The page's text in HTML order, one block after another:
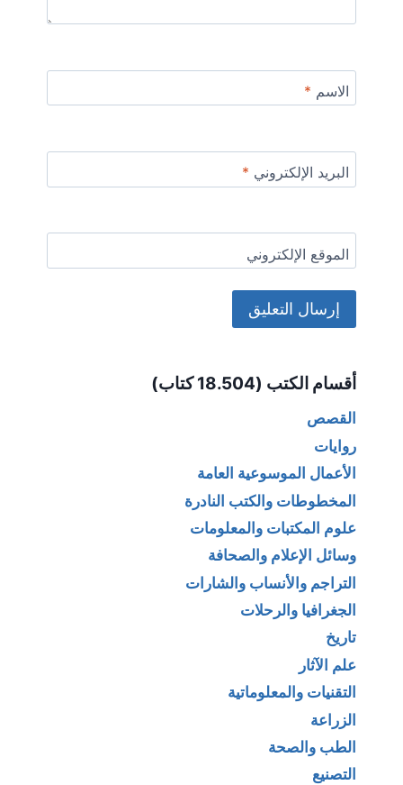
الاسم *
البريد الإلكتروني *
الموقع الإلكتروني
أقسام الكتب (18.504 كتاب)
القصص
روايات
الأعمال الموسوعية العامة
المخطوطات والكتب النادرة
علوم المكتبات والمعلومات
وسائل الإعلام والصحافة
التراجم والأنساب والشارات
الجغرافيا والرحلات
تاريخ
علم الآثار
التقنيات والمعلوماتية
الزراعة
الطب والصحة
التصنيع